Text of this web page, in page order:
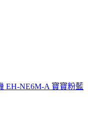
EH-NE6M-A 寶寶粉藍